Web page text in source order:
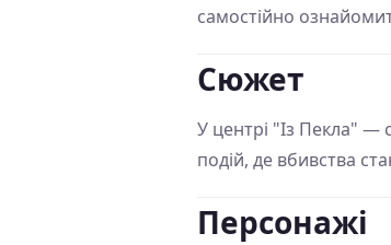
самостійно
Сюжет
У центрі "Із Пекла" —
подій, де вбивства
Персонажі